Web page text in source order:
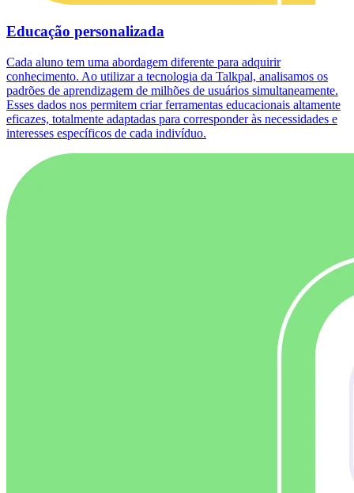
Educação personalizada
Cada aluno tem uma abordagem diferente para adquirir
conhecimento. Ao utilizar a tecnologia da Talkpal, analisamos os
padrões de aprendizagem de milhões de usuários simultaneamente.
Esses dados nos permitem criar ferramentas educacionais altamente
eficazes, totalmente adaptadas para corresponder às necessidades e
interesses específicos de cada indivíduo.